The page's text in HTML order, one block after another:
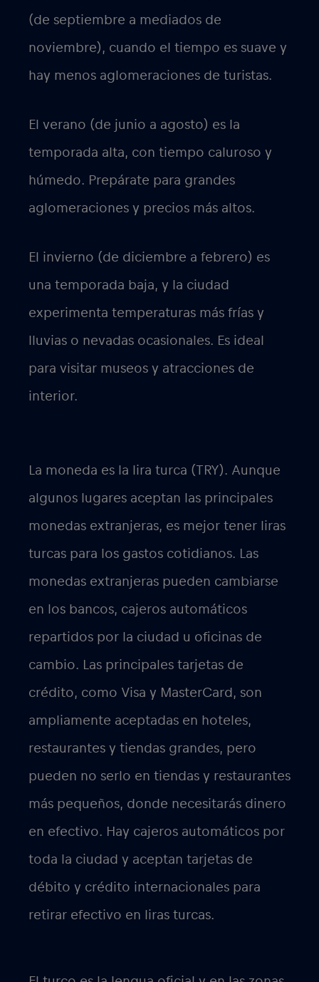
(de septiembre a mediados de
noviembre), cuando el tiempo es suave y
hay menos aglomeraciones de turistas.
El verano (de junio a agosto) es la
temporada alta, con tiempo caluroso y
húmedo. Prepárate para grandes
aglomeraciones y precios más altos.
El invierno (de diciembre a febrero) es
una temporada baja, y la ciudad
experimenta temperaturas más frías y
lluvias o nevadas ocasionales. Es ideal
para visitar museos y atracciones de
interior.
La moneda es la lira turca (TRY). Aunque
algunos lugares aceptan las principales
monedas extranjeras, es mejor tener liras
turcas para los gastos cotidianos. Las
monedas extranjeras pueden cambiarse
en los bancos, cajeros automáticos
repartidos por la ciudad u oficinas de
cambio. Las principales tarjetas de
crédito, como Visa y MasterCard, son
ampliamente aceptadas en hoteles,
restaurantes y tiendas grandes, pero
pueden no serlo en tiendas y restaurantes
más pequeños, donde necesitarás dinero
en efectivo. Hay cajeros automáticos por
toda la ciudad y aceptan tarjetas de
débito y crédito internacionales para
retirar efectivo en liras turcas.